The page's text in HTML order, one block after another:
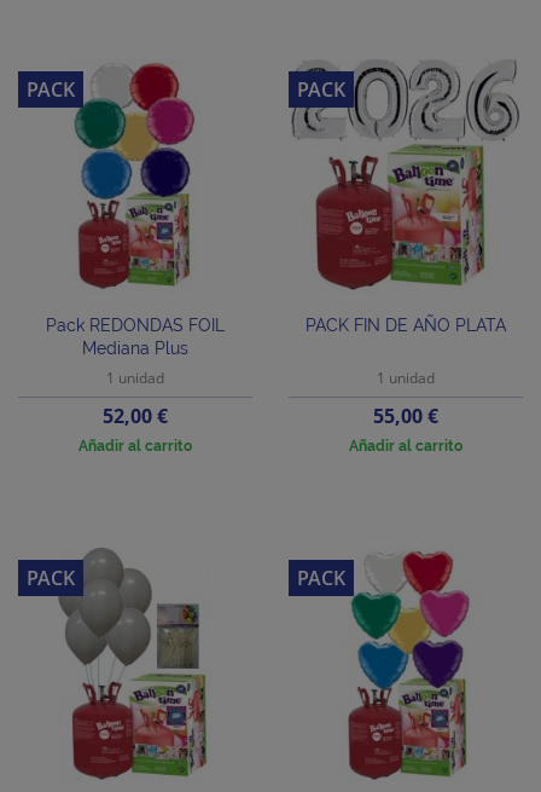
Pack REDONDAS FOIL
Mediana Plus
1 unidad
Precio
52,00 €
Añadir al carrito
PACK
PACK FIN DE AÑO PLATA
1 unidad
Precio
55,00 €
Añadir al carrito
PACK
PACK PACK